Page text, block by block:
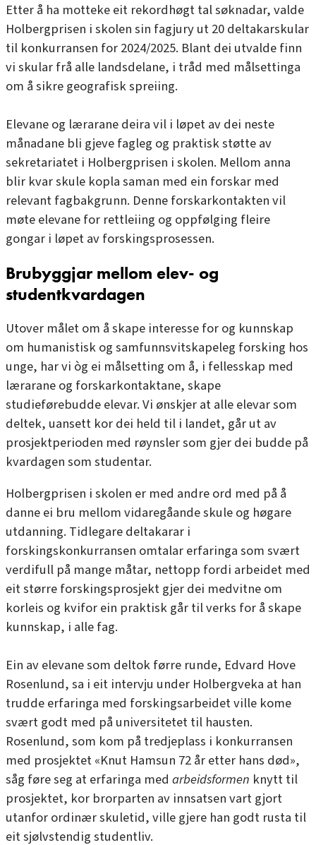
Etter å ha motteke eit rekordhøgt tal søknadar, valde
Holbergprisen i skolen sin fagjury ut 20 deltakarskular
til konkurransen for 2024/2025. Blant dei utvalde finn
vi skular frå alle landsdelane, i tråd med målsettinga
om å sikre geografisk spreiing.
Elevane og lærarane deira vil i løpet av dei neste
månadane bli gjeve fagleg og praktisk støtte av
sekretariatet i Holbergprisen i skolen. Mellom anna
blir kvar skule kopla saman med ein forskar med
relevant fagbakgrunn. Denne forskarkontakten vil
møte elevane for rettleiing og oppfølging fleire
gongar i løpet av forskingsprosessen.
Brubyggjar mellom elev- og
studentkvardagen
Utover målet om å skape interesse for og kunnskap
om humanistisk og samfunnsvitskapeleg forsking hos
unge, har vi òg ei målsetting om å, i fellesskap med
lærarane og forskarkontaktane, skape
studieførebudde elevar. Vi ønskjer at alle elevar som
deltek, uansett kor dei held til i landet, går ut av
prosjektperioden med røynsler som gjer dei budde på
kvardagen som studentar.
Holbergprisen i skolen er med andre ord med på å
danne ei bru mellom vidaregåande skule og høgare
utdanning. Tidlegare deltakarar i
forskingskonkurransen omtalar erfaringa som svært
verdifull på mange måtar, nettopp fordi arbeidet med
eit større forskingsprosjekt gjer dei medvitne om
korleis og kvifor ein praktisk går til verks for å skape
kunnskap, i alle fag.
Ein av elevane som deltok førre runde, Edvard Hove
Rosenlund, sa i eit intervju under Holbergveka at han
trudde erfaringa med forskingsarbeidet ville kome
svært godt med på universitetet til hausten.
Rosenlund, som kom på tredjeplass i konkurransen
med prosjektet«Knut Hamsun 72 år etter hans død»,
såg føre seg at erfaringa med arbeidsformen knytt til
prosjektet, kor brorparten av innsatsen vart gjort
utanfor ordinær skuletid, ville gjere han godt rusta til
eit sjølvstendig studentliv.